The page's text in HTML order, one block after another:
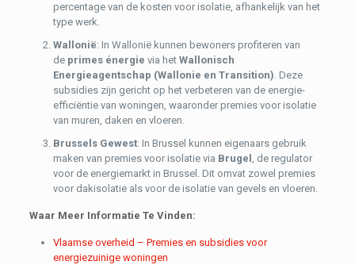
percentage van de kosten voor isolatie, afhankelijk van het
type werk.
Wallonië: In Wallonië kunnen bewoners profiteren van
de primes énergie via het Wallonisch
Energieagentschap (Wallonie en Transition). Deze
subsidies zijn gericht op het verbeteren van de energie-
efficiëntie van woningen, waaronder premies voor isolatie
van muren, daken en vloeren.
Brussels Gewest: In Brussel kunnen eigenaars gebruik
maken van premies voor isolatie via Brugel , de regulator
voor de energiemarkt in Brussel. Dit omvat zowel premies
voor dakisolatie als voor de isolatie van gevels en vloeren.
Waar Meer Informatie Te Vinden:
Vlaamse overheid – Premies en subsidies voor
energiezuinige woningen